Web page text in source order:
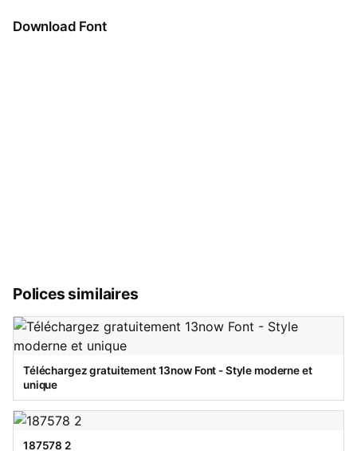
Download Font
Polices similaires
Téléchargez gratuitement 13now Font - Style moderne et
unique
187578 2